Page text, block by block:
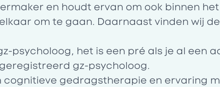
en houdt ervan om ook binnen
om te gaan. Daarnaast vinden wij
psycholoog, het is een pré als je al een
gz-psycholoog.
gedragstherapie en ervaring